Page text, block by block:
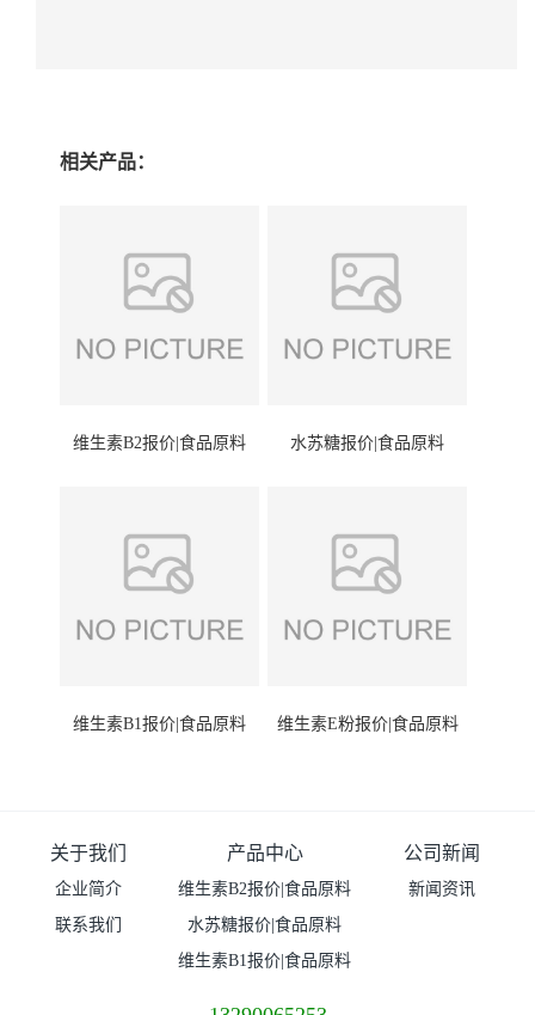
相关产品：
维生素B2报价|食品原料 水苏糖报价|食品原料
维生素B1报价|食品原料 维生素E粉报价|食品原料
关于我们
企业简介
联系我们
产品中心
维生素B2报价|食品原料
水苏糖报价|食品原料
维生素B1报价|食品原料
公司新闻
新闻资讯